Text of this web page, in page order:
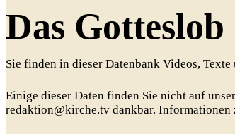
Das
Sie finden in dieser Datenbank Videos,
Einige dieser Daten finden Sie nicht auf
redaktion@kirche.tv dankbar. Informationen